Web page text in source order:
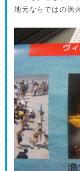
地元ならではの漁